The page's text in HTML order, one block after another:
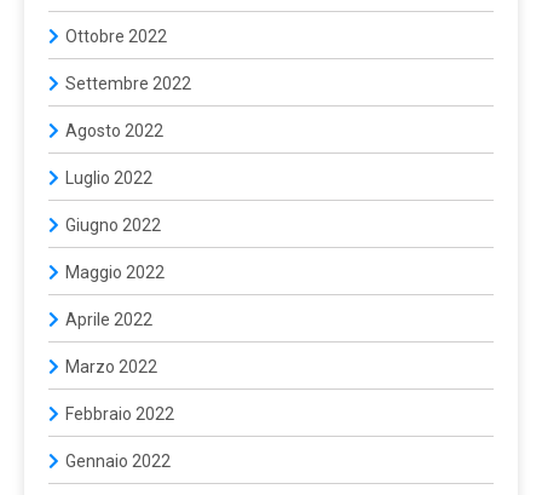
Ottobre 2022
Settembre 2022
Agosto 2022
Luglio 2022
Giugno 2022
Maggio 2022
Aprile 2022
Marzo 2022
Febbraio 2022
Gennaio 2022